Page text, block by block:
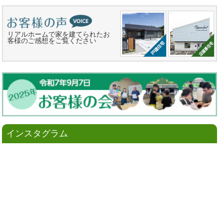
リアルホームで家を建てられたお
客様のご感想をご覧ください
インスタグラム